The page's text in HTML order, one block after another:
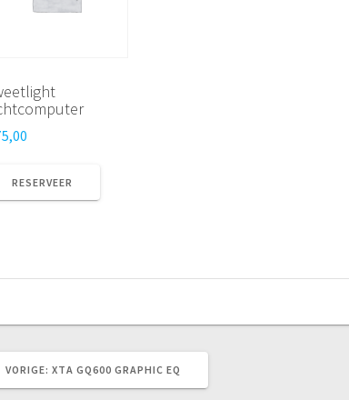
RESERVEER
VORIGE: VORIG
XTA GQ600 GRAPHIC EQ